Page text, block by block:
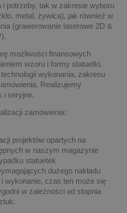
potrzeby, tak w zakresie wyboru
metal, żywica), jak również w
(grawerowanie laserowe 2D &
możliwości finansowych
wzoru i formy statuetki,
wykonania, zakresu
Realizujemy
i seryjne.
zamówienia:
projektów opartych na
w naszym magazynie
statuetek
dużego nakładu
wykonanie, czas ten może się
w zależności od stopnia